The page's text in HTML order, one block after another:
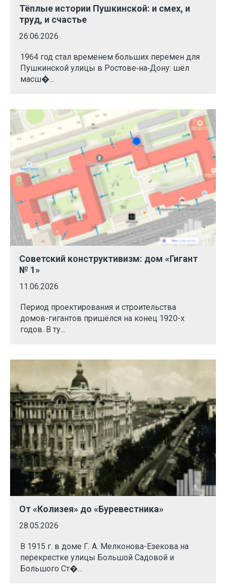
Тёплые истории Пушкинской: и смех, и
труд, и счастье
26.06.2026
1964 год стал временем больших перемен для
Пушкинской улицы в Ростове‑на‑Дону: шёл
масш�...
Советский конструктивизм: дом «Гигант
№ 1»
11.06.2026
Период проектирования и строительства
домов-гигантов пришёлся на конец 1920-х
годов. В ту...
От «Колизея» до «Буревестника»
28.05.2026
В 1915 г. в доме Г. А. Мелконова-Езекова на
перекрестке улицы Большой Садовой и
Большого Ст�...